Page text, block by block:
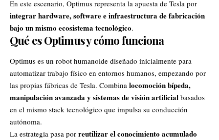
En este escenario, Optimus representa la apuesta de Tesla por
integrarhardware, software e infraestructura de fabricación
bajo un mismo ecosistema tecnológico.
Qué es Optimus y cómo funciona
Optimus es un robot humanoide diseñado inicialmente para
automatizar trabajo físico en entornos humanos, empezando por
las propias fábricas de Tesla. Combina locomoción bípeda,
manipulación avanzada y sistemas de visión artificial basados
en el mismo stack tecnológico que impulsa su conducción
autónoma.
La estrategia pasa por reutilizar el conocimiento acumulado